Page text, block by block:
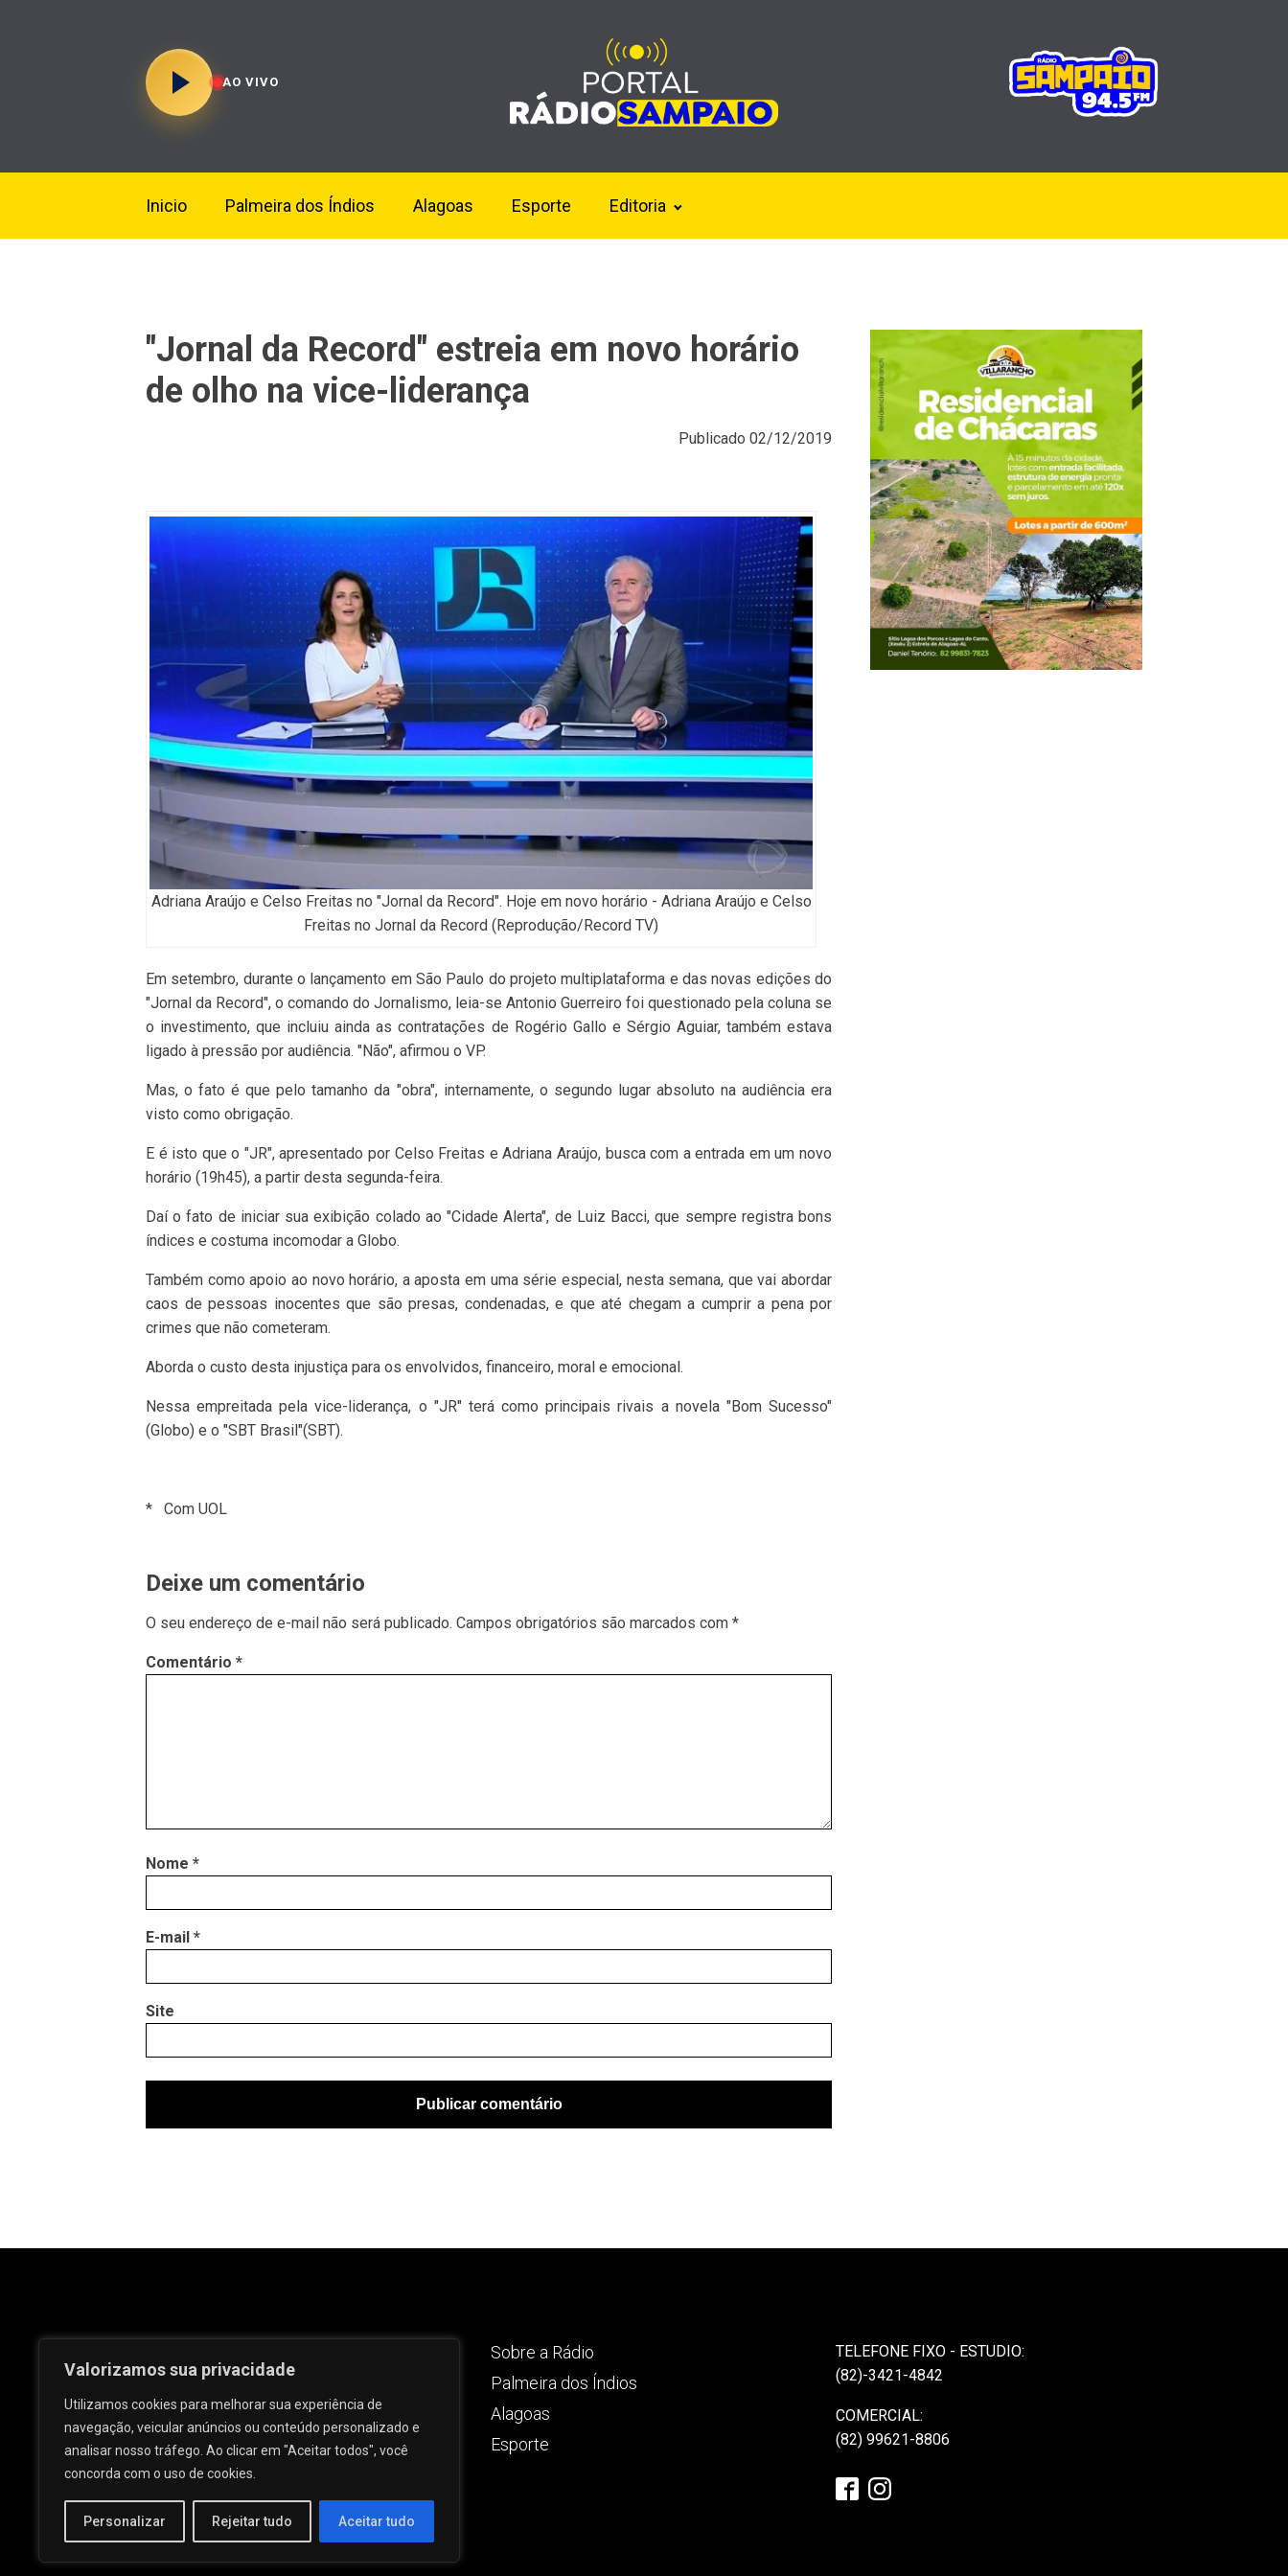
Valorizamos sua privacidade
Utilizamos cookies para melhorar sua experiência de
navegação, veicular anúncios ou conteúdo personalizado e
analisar nosso tráfego. Ao clicar em "Aceitar todos", você
concorda com o uso de cookies.
Personalizar Rejeitar tudo Aceitar tudo
AO VIVO
Inicio Palmeira dos Índios Alagoas Esporte Editoria
"Jornal da Record" estreia em novo horário
de olho na vice-liderança
Publicado 02/12/2019
Adriana Araújo e Celso Freitas no "Jornal da Record". Hoje em novo horário - Adriana Araújo e Celso
Freitas no Jornal da Record (Reprodução/Record TV)
Em setembro, durante o lançamento em São Paulo do projeto multiplataforma e das novas edições do
"Jornal da Record", o comando do Jornalismo, leia-se Antonio Guerreiro foi questionado pela coluna se
o investimento, que incluiu ainda as contratações de Rogério Gallo e Sérgio Aguiar, também estava
ligado à pressão por audiência. "Não", afirmou o VP.
Mas, o fato é que pelo tamanho da "obra", internamente, o segundo lugar absoluto na audiência era
visto como obrigação.
E é isto que o "JR", apresentado por Celso Freitas e Adriana Araújo, busca com a entrada em um novo
horário (19h45), a partir desta segunda-feira.
Daí o fato de iniciar sua exibição colado ao "Cidade Alerta", de Luiz Bacci, que sempre registra bons
índices e costuma incomodar a Globo.
Também como apoio ao novo horário, a aposta em uma série especial, nesta semana, que vai abordar
caos de pessoas inocentes que são presas, condenadas, e que até chegam a cumprir a pena por
crimes que não cometeram.
Aborda o custo desta injustiça para os envolvidos, financeiro, moral e emocional.
Nessa empreitada pela vice-liderança, o "JR" terá como principais rivais a novela "Bom Sucesso"
(Globo) e o "SBT Brasil"(SBT).
* Com UOL
Deixe um comentário
O seu endereço de e-mail não será publicado. Campos obrigatórios são marcados com *
Comentário *
Nome *
E-mail *
Site
Rua José e Maria Passos, nº 25 - Centro -
Palmeira dos Índios - AL.
Sobre a Rádio
Palmeira dos Índios
Alagoas
Esporte
TELEFONE FIXO - ESTUDIO:
(82)-3421-4842
COMERCIAL:
(82) 99621-8806